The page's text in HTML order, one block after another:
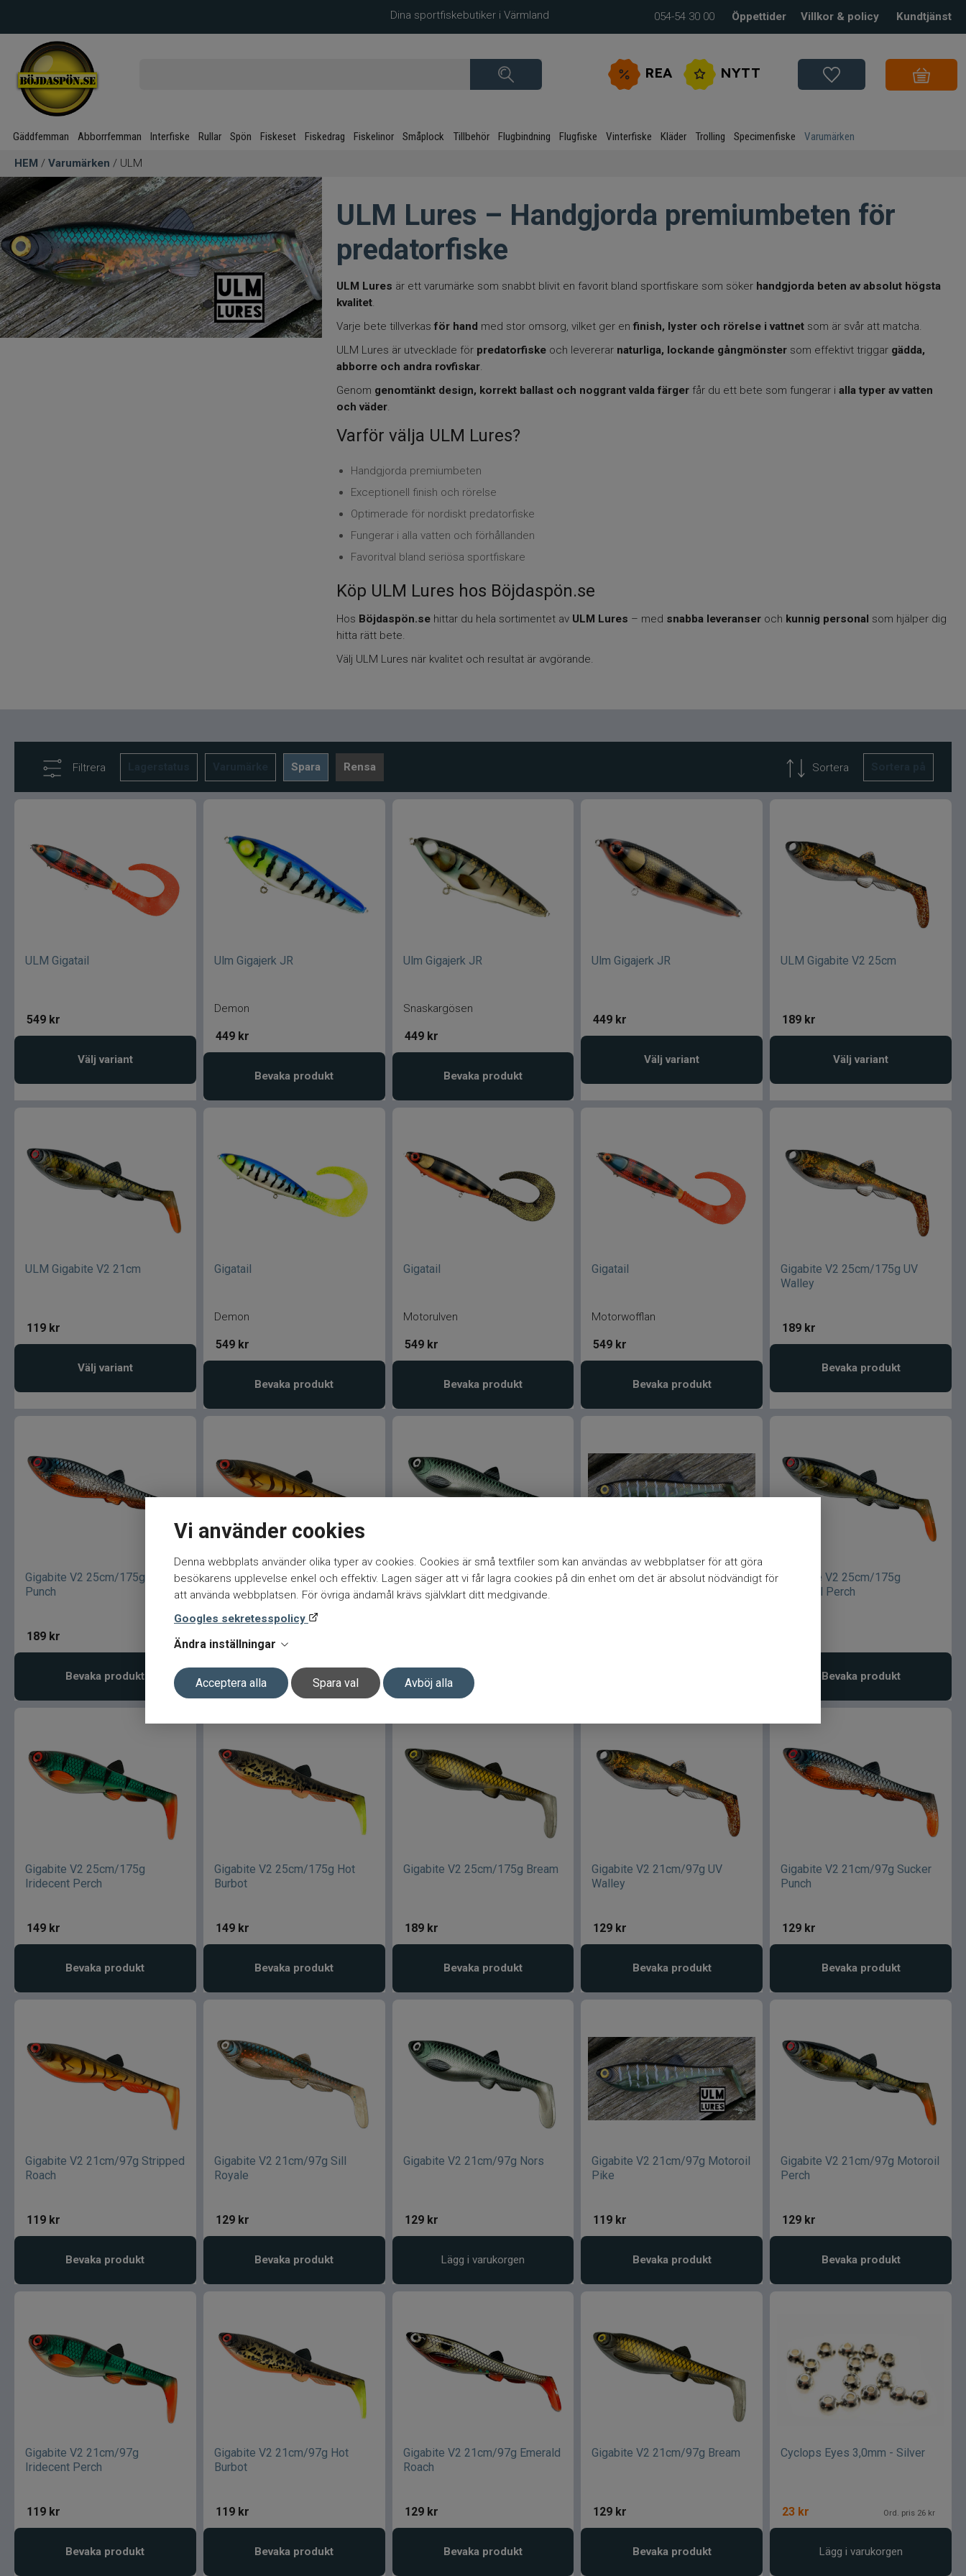
Vi använder cookies
Denna webbplats använder olika typer av cookies. Cookies är små textfiler som kan användas av webbplatser för att göra
besökarens upplevelse enkel och effektiv. Lagen säger att vi får lagra cookies på din enhet om det är absolut nödvändigt för
att använda webbplatsen. För övriga ändamål krävs självklart ditt medgivande.
Googles sekretesspolicy
Ändra inställningar
Acceptera alla Spara val Avböj alla
Dina sportfiskebutiker i Värmland 054-54 30 00 Öppettider Villkor & policy Kundtjänst
REA NYTT
Gäddfemman Abborrfemman Interfiske Rullar Spön Fiskeset Fiskedrag Fiskelinor Småplock Tillbehör Flugbindning Flugfiske Vinterfiske Kläder Trolling Specimenfiske Varumärken
HEM / Varumärken / ULM
ULM Lures – Handgjorda premiumbeten för
predatorfiske
ULM Lures är ett varumärke som snabbt blivit en favorit bland sportfiskare som söker handgjorda beten av absolut högsta
kvalitet.
Varje bete tillverkas för hand med stor omsorg, vilket ger en finish, lyster och rörelse i vattnetsom är svår att matcha.
ULM Lures är utvecklade för predatorfiskeoch levererar naturliga, lockande gångmönstersom effektivt triggar gädda,
abborre och andra rovfiskar.
Genom genomtänkt design, korrekt ballast och noggrant valda färgerfår du ett bete som fungerar i alla typer av vatten
och väder.
Varför välja ULM Lures?
Handgjorda premiumbeten
Exceptionell finish och rörelse
Optimerade för nordiskt predatorfiske
Fungerar i alla vatten och förhållanden
Favoritval bland seriösa sportfiskare
Köp ULM Lures hos Böjdaspön.se
Hos Böjdaspön.sehittar du hela sortimentet av ULM Lures – med snabba leveranseroch kunnig personal som hjälper dig
hitta rätt bete.
Välj ULM Lures när kvalitet och resultat är avgörande.
Filtrera Spara Rensa Sortera
ULM Gigatail
549 kr
Välj variant
Ulm Gigajerk JR
Demon
449 kr
Bevaka produkt
Ulm Gigajerk JR
Snaskargösen
449 kr
Bevaka produkt
Ulm Gigajerk JR
449 kr
Välj variant
ULM Gigabite V2 25cm
189 kr
Välj variant
ULM Gigabite V2 21cm
119 kr
Välj variant
Gigatail
Demon
549 kr
Bevaka produkt
Gigatail
Motorulven
549 kr
Bevaka produkt
Gigatail
Motorwofflan
549 kr
Bevaka produkt
Gigabite V2 25cm/175g UV
Walley
189 kr
Bevaka produkt
Gigabite V2 25cm/175g Sucker
Punch
189 kr
Bevaka produkt
Gigabite V2 25cm/175g
Stripped Roach
149 kr
Bevaka produkt
Gigabite V2 25cm/175g Nors
Bevaka produkt
Gigabite V2 25cm/175g
Gigabite V2 25cm/175g
Motoroil Perch
Bevaka produkt
Gigabite V2 25cm/175g
Iridecent Perch
149 kr
Bevaka produkt
Gigabite V2 25cm/175g Hot
Burbot
149 kr
Bevaka produkt
Gigabite V2 25cm/175g Bream
189 kr
Bevaka produkt
Gigabite V2 21cm/97g UV
Walley
129 kr
Bevaka produkt
Gigabite V2 21cm/97g Sucker
Punch
129 kr
Bevaka produkt
Gigabite V2 21cm/97g Stripped
Roach
119 kr
Bevaka produkt
Gigabite V2 21cm/97g Sill
Royale
129 kr
Bevaka produkt
Gigabite V2 21cm/97g Nors
129 kr
Lägg i varukorgen
Gigabite V2 21cm/97g Motoroil
Pike
119 kr
Bevaka produkt
Gigabite V2 21cm/97g Motoroil
Perch
129 kr
Bevaka produkt
Gigabite V2 21cm/97g
Iridecent Perch
119 kr
Bevaka produkt
Gigabite V2 21cm/97g Hot
Burbot
119 kr
Bevaka produkt
Gigabite V2 21cm/97g Emerald
Roach
129 kr
Bevaka produkt
Gigabite V2 21cm/97g Bream
129 kr
Bevaka produkt
Cyclops Eyes 3,0mm - Silver
23 kr Ord. pris 26 kr
Lägg i varukorgen